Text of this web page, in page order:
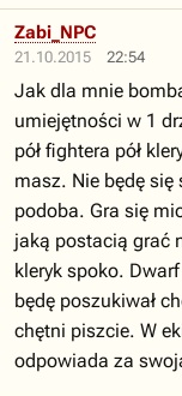
21.10.2015 22:54
Zabi_NPC
Jak dla mnie
umiejętności w 1
pół fightera pół
masz. Nie będę się
podoba. Gra się
jaką postacią grać
kleryk spoko.
będę poszukiwał
chętni piszcie. W
odpowiada za